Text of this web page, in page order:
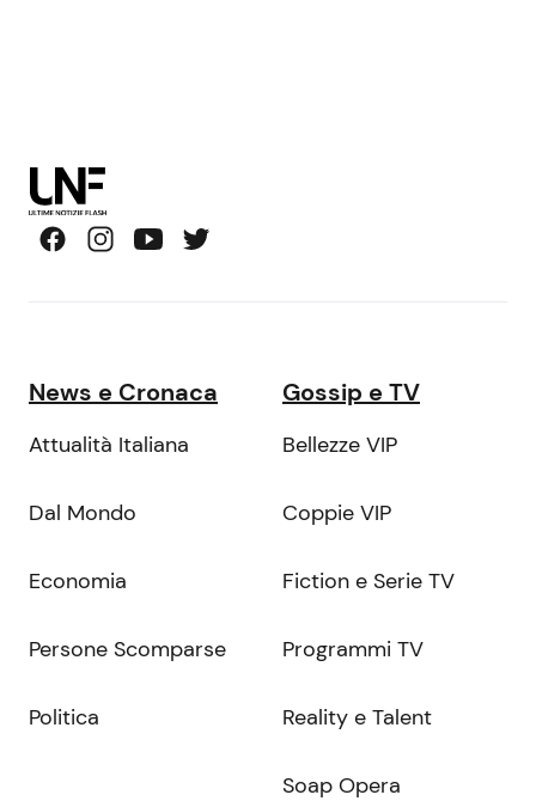
News e Cronaca
Attualità Italiana
Dal Mondo
Economia
Persone Scomparse
Politica
Gossip e TV
Bellezze VIP
Coppie VIP
Fiction e Serie TV
Programmi TV
Reality e Talent
Soap Opera